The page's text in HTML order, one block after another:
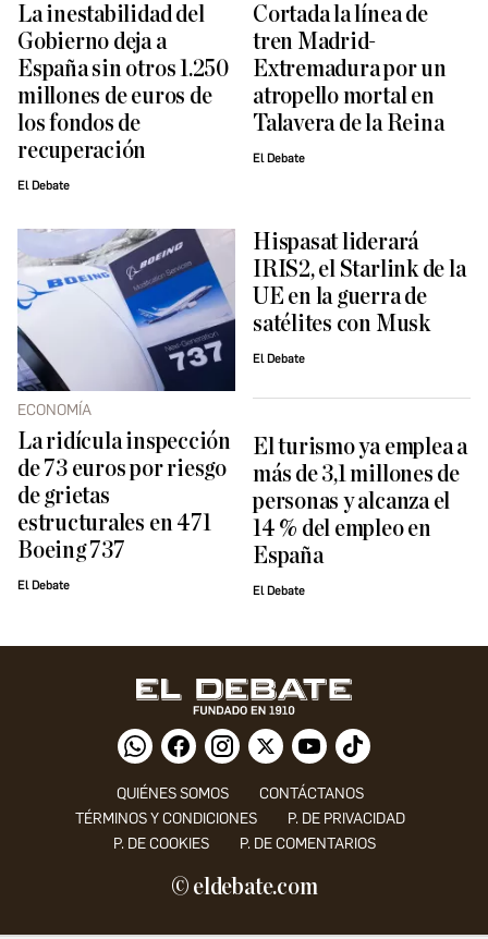
La inestabilidad del
Gobierno deja a
España sin otros 1.250
millones de euros de
los fondos de
recuperación
El Debate
Cortada la línea de
tren Madrid-
Extremadura por un
atropello mortal en
Talavera de la Reina
El Debate
ECONOMÍA
La ridícula inspección
de 73 euros por riesgo
de grietas
estructurales en 471
Boeing 737
El Debate
Hispasat liderará
IRIS2, el Starlink de la
UE en la guerra de
satélites con Musk
El Debate
El turismo ya emplea a
más de 3,1 millones de
personas y alcanza el
14 % del empleo en
España
El Debate
QUIÉNES SOMOS
CONTÁCTANOS
TÉRMINOS Y CONDICIONES
P. DE PRIVACIDAD
P. DE COOKIES
P. DE COMENTARIOS
© eldebate.com